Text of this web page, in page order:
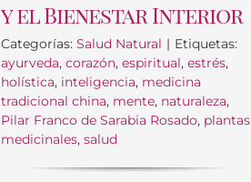
y el Bienestar Interior
Categorías:Salud Natural | Etiquetas:
ayurveda,corazón,espiritual,estrés,
holística, inteligencia, medicina
tradicional china, mente, naturaleza,
Pilar Franco de Sarabia Rosado, plantas
medicinales,salud